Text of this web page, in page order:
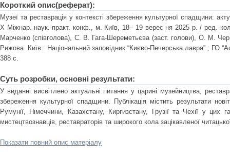
Короткий опис(реферат):
Музеї та реставрація у контексті збереження культурної спадщини:
X Міжнар. наук.-практ. конф., м. Київ, 18– 19 верес ня 2025 р. / ред.
Марченко (співголова), С. В. Гага-Шереметьєва (заст. голови), О. М.
Рижова. Київ : Національний заповідник “Києво-Печерська лавра” ; ГО
388 с.
Суть розробки, основні результати:
У виданні висвітлено актуальні питання у царині музейництва,
збереження культурної спадщини. Публікація містить результати
Румунії, Німеччини, Казахстану, Киргизстану, Грузії та Чехії у цих
мистецтвознавців, реставраторів та широкого кола зацікавленої
Показати повний опис матеріалу